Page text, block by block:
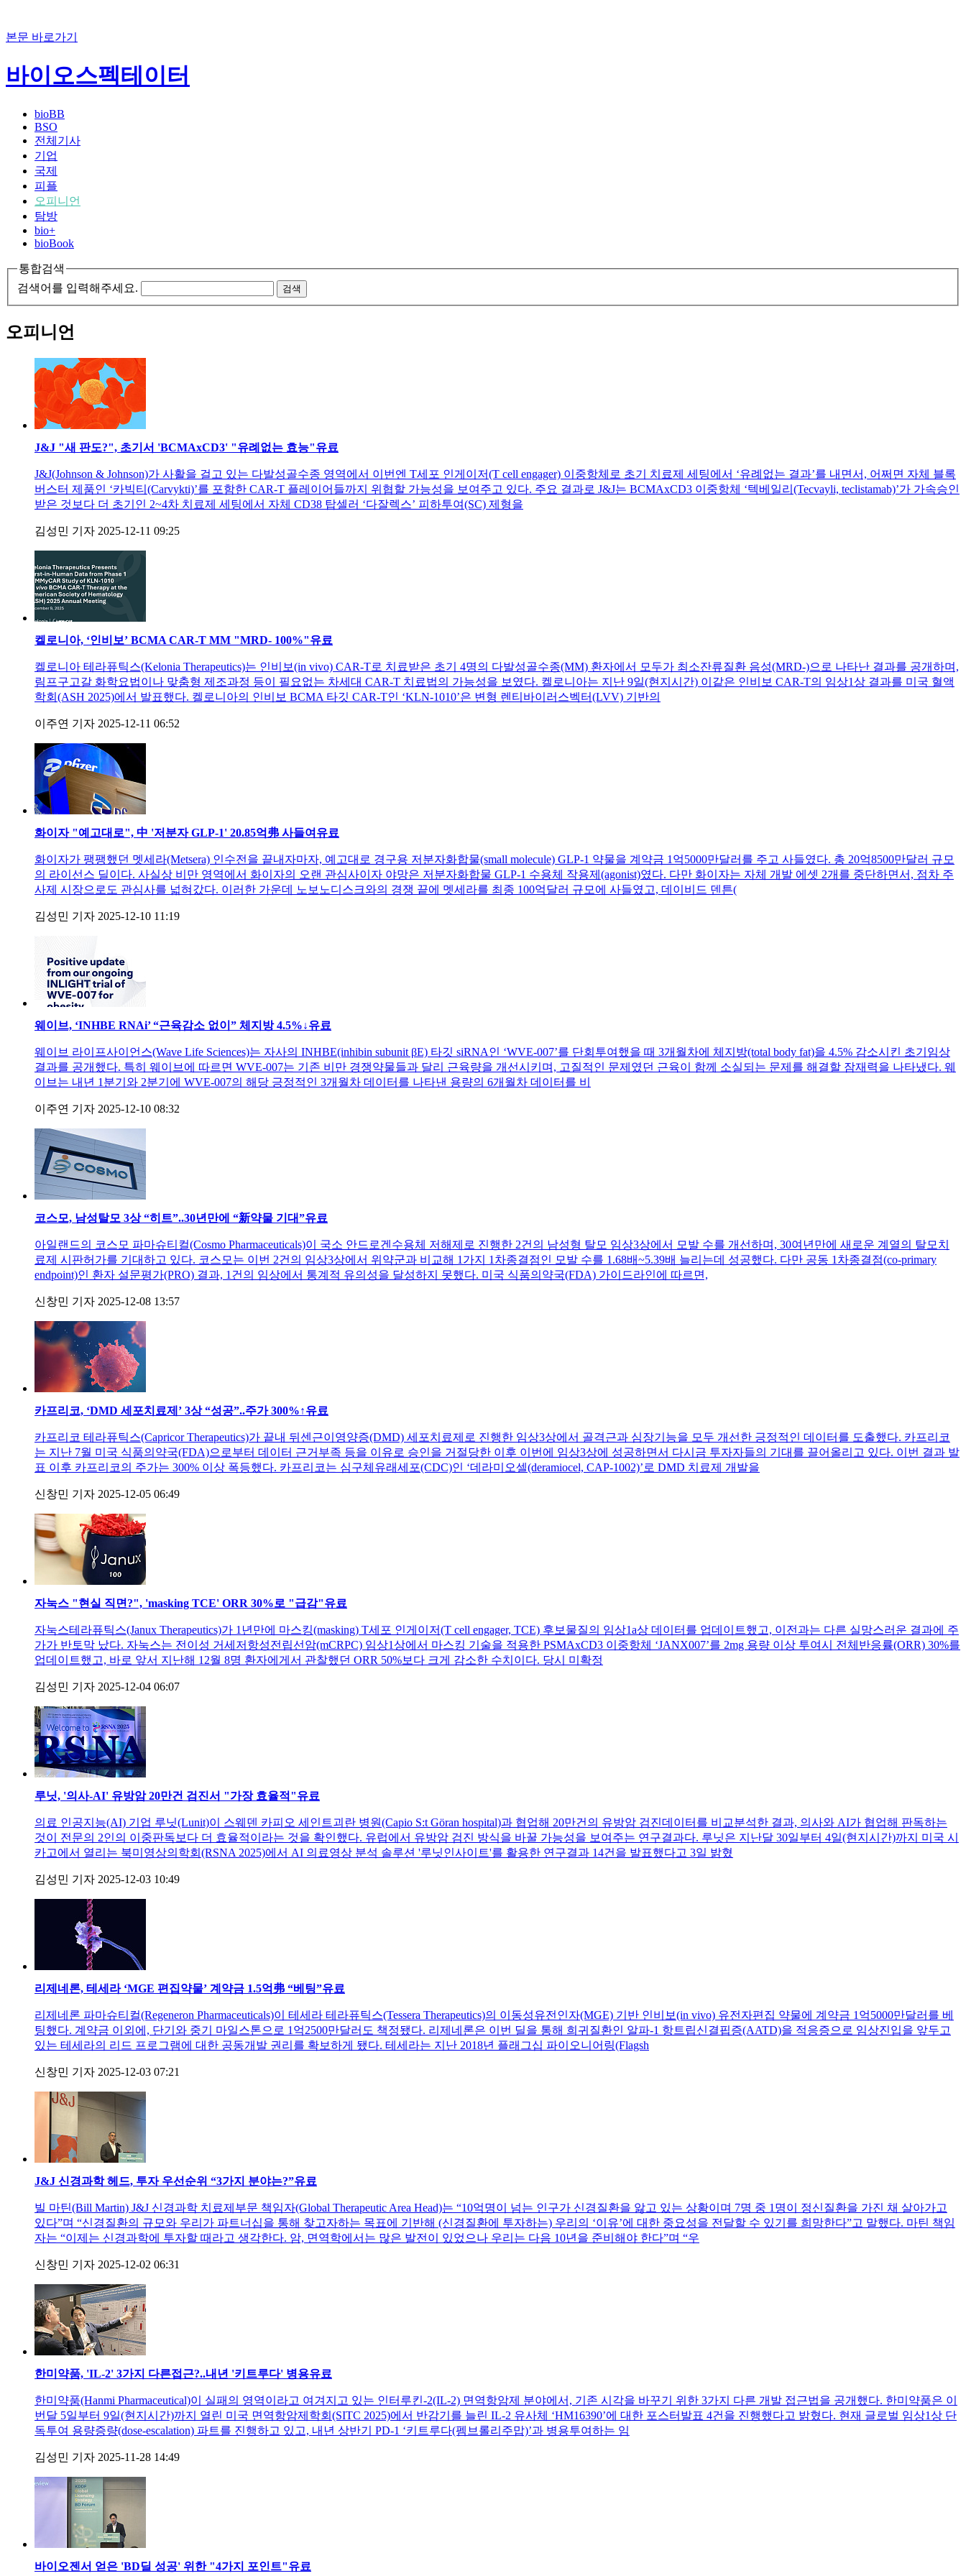
본문 바로가기
바이오스펙테이터
bioBB
BSO
전체기사
기업
국제
피플
오피니언
탐방
bio+
bioBook
통합검색
검색어를 입력해주세요.
검색
오피니언
J&J "새 판도?", 초기서 'BCMAxCD3' "유례없는 효능"유료
J&J(Johnson & Johnson)가 사활을 걸고 있는 다발성골수종 영역에서 이번엔 T세포 인게이저(T cell engager) 이중항체로 초기 치료제 세팅에서 ‘유례없는 결과’를 내면서, 어쩌면 자체 블록
버스터 제품인 ‘카빅티(Carvykti)’를 포함한 CAR-T 플레이어들까지 위협할 가능성을 보여주고 있다. 주요 결과로 J&J는 BCMAxCD3 이중항체 ‘텍베일리(Tecvayli, teclistamab)’가 가속승인
받은 것보다 더 초기인 2~4차 치료제 세팅에서 자체 CD38 탑셀러 ‘다잘렉스’ 피하투여(SC) 제형을
김성민 기자 2025-12-11 09:25
켈로니아, ‘인비보’ BCMA CAR-T MM "MRD- 100%"유료
켈로니아 테라퓨틱스(Kelonia Therapeutics)는 인비보(in vivo) CAR-T로 치료받은 초기 4명의 다발성골수종(MM) 환자에서 모두가 최소잔류질환 음성(MRD-)으로 나타난 결과를 공개하며,
림프구고갈 화학요법이나 맞춤형 제조과정 등이 필요없는 차세대 CAR-T 치료법의 가능성을 보였다. 켈로니아는 지난 9일(현지시간) 이같은 인비보 CAR-T의 임상1상 결과를 미국 혈액
학회(ASH 2025)에서 발표했다. 켈로니아의 인비보 BCMA 타깃 CAR-T인 ‘KLN-1010’은 변형 렌티바이러스벡터(LVV) 기반의
이주연 기자 2025-12-11 06:52
화이자 "예고대로", 中 '저분자 GLP-1' 20.85억弗 사들여 유료
화이자가 팽팽했던 멧세라(Metsera) 인수전을 끝내자마자, 예고대로 경구용 저분자화합물(small molecule) GLP-1 약물을 계약금 1억5000만달러를 주고 사들였다. 총 20억8500만달러 규모
의 라이선스 딜이다. 사실상 비만 영역에서 화이자의 오랜 관심사이자 야망은 저분자화합물 GLP-1 수용체 작용제(agonist)였다. 다만 화이자는 자체 개발 에셋 2개를 중단하면서, 점차 주
사제 시장으로도 관심사를 넓혀갔다. 이러한 가운데 노보노디스크와의 경쟁 끝에 멧세라를 최종 100억달러 규모에 사들였고, 데이비드 덴튼(
김성민 기자 2025-12-10 11:19
웨이브, ‘INHBE RNAi’ “근육감소 없이” 체지방 4.5%↓유료
웨이브 라이프사이언스(Wave Life Sciences)는 자사의 INHBE(inhibin subunit βE) 타깃 siRNA인 ‘WVE-007’를 단회투여했을 때 3개월차에 체지방(total body fat)을 4.5% 감소시킨 초기임상
결과를 공개했다. 특히 웨이브에 따르면 WVE-007는 기존 비만 경쟁약물들과 달리 근육량을 개선시키며, 고질적인 문제였던 근육이 함께 소실되는 문제를 해결할 잠재력을 나타냈다. 웨
이브는 내년 1분기와 2분기에 WVE-007의 해당 긍정적인 3개월차 데이터를 나타낸 용량의 6개월차 데이터를 비
이주연 기자 2025-12-10 08:32
코스모, 남성탈모 3상 “히트”..30년만에 “新약물 기대”유료
아일랜드의 코스모 파마슈티컬(Cosmo Pharmaceuticals)이 국소 안드로겐수용체 저해제로 진행한 2건의 남성형 탈모 임상3상에서 모발 수를 개선하며, 30여년만에 새로운 계열의 탈모치
료제 시판허가를 기대하고 있다. 코스모는 이번 2건의 임상3상에서 위약군과 비교해 1가지 1차종결점인 모발 수를 1.68배~5.39배 늘리는데 성공했다. 다만 공동 1차종결점(co-primary
endpoint)인 환자 설문평가(PRO) 결과, 1건의 임상에서 통계적 유의성을 달성하지 못했다. 미국 식품의약국(FDA) 가이드라인에 따르면,
신창민 기자 2025-12-08 13:57
카프리코, ‘DMD 세포치료제’ 3상 “성공”..주가 300%↑유료
카프리코 테라퓨틱스(Capricor Therapeutics)가 끝내 뒤센근이영양증(DMD) 세포치료제로 진행한 임상3상에서 골격근과 심장기능을 모두 개선한 긍정적인 데이터를 도출했다. 카프리코
는 지난 7월 미국 식품의약국(FDA)으로부터 데이터 근거부족 등을 이유로 승인을 거절당한 이후 이번에 임상3상에 성공하면서 다시금 투자자들의 기대를 끌어올리고 있다. 이번 결과 발
표 이후 카프리코의 주가는 300% 이상 폭등했다. 카프리코는 심구체유래세포(CDC)인 ‘데라미오셀(deramiocel, CAP-1002)’로 DMD 치료제 개발을
신창민 기자 2025-12-05 06:49
자눅스 "현실 직면?", 'masking TCE' ORR 30%로 "급감"유료
자눅스테라퓨틱스(Janux Therapeutics)가 1년만에 마스킹(masking) T세포 인게이저(T cell engager, TCE) 후보물질의 임상1a상 데이터를 업데이트했고, 이전과는 다른 실망스러운 결과에 주
가가 반토막 났다. 자눅스는 전이성 거세저항성전립선암(mCRPC) 임상1상에서 마스킹 기술을 적용한 PSMAxCD3 이중항체 ‘JANX007’를 2mg 용량 이상 투여시 전체반응률(ORR) 30%를
업데이트했고, 바로 앞서 지난해 12월 8명 환자에게서 관찰했던 ORR 50%보다 크게 감소한 수치이다. 당시 미확정
김성민 기자 2025-12-04 06:07
루닛, '의사-AI' 유방암 20만건 검진서 "가장 효율적"유료
의료 인공지능(AI) 기업 루닛(Lunit)이 스웨덴 카피오 세인트괴란 병원(Capio S:t Göran hospital)과 협업해 20만건의 유방암 검진데이터를 비교분석한 결과, 의사와 AI가 협업해 판독하는
것이 전문의 2인의 이중판독보다 더 효율적이라는 것을 확인했다. 유럽에서 유방암 검진 방식을 바꿀 가능성을 보여주는 연구결과다. 루닛은 지난달 30일부터 4일(현지시간)까지 미국 시
카고에서 열리는 북미영상의학회(RSNA 2025)에서 AI 의료영상 분석 솔루션 '루닛인사이트'를 활용한 연구결과 14건을 발표했다고 3일 밝혔
김성민 기자 2025-12-03 10:49
리제네론, 테세라 ‘MGE 편집약물’ 계약금 1.5억弗 “베팅”유료
리제네론 파마슈티컬(Regeneron Pharmaceuticals)이 테세라 테라퓨틱스(Tessera Therapeutics)의 이동성유전인자(MGE) 기반 인비보(in vivo) 유전자편집 약물에 계약금 1억5000만달러를 베
팅했다. 계약금 이외에, 단기와 중기 마일스톤으로 1억2500만달러도 책정됐다. 리제네론은 이번 딜을 통해 희귀질환인 알파-1 항트립신결핍증(AATD)을 적응증으로 임상진입을 앞두고
있는 테세라의 리드 프로그램에 대한 공동개발 권리를 확보하게 됐다. 테세라는 지난 2018년 플래그십 파이오니어링(Flagsh
신창민 기자 2025-12-03 07:21
J&J 신경과학 헤드, 투자 우선순위 “3가지 분야는?”유료
빌 마틴(Bill Martin) J&J 신경과학 치료제부문 책임자(Global Therapeutic Area Head)는 “10억명이 넘는 인구가 신경질환을 앓고 있는 상황이며 7명 중 1명이 정신질환을 가진 채 살아가고
있다”며 “신경질환의 규모와 우리가 파트너십을 통해 찾고자하는 목표에 기반해 (신경질환에 투자하는) 우리의 ‘이유’에 대한 중요성을 전달할 수 있기를 희망한다”고 말했다. 마틴 책임
자는 “이제는 신경과학에 투자할 때라고 생각한다. 암, 면역학에서는 많은 발전이 있었으나 우리는 다음 10년을 준비해야 한다”며 “우
신창민 기자 2025-12-02 06:31
한미약품, 'IL-2' 3가지 다른접근?..내년 '키트루다' 병용유료
한미약품(Hanmi Pharmaceutical)이 실패의 영역이라고 여겨지고 있는 인터루킨-2(IL-2) 면역항암제 분야에서, 기존 시각을 바꾸기 위한 3가지 다른 개발 접근법을 공개했다. 한미약품은 이
번달 5일부터 9일(현지시간)까지 열린 미국 면역항암제학회(SITC 2025)에서 반감기를 늘린 IL-2 유사체 ‘HM16390’에 대한 포스터발표 4건을 진행했다고 밝혔다. 현재 글로벌 임상1상 단
독투여 용량증량(dose-escalation) 파트를 진행하고 있고, 내년 상반기 PD-1 ‘키트루다(펨브롤리주맙)’과 병용투여하는 임
김성민 기자 2025-11-28 14:49
바이오젠서 얻은 'BD딜 성공' 위한 "4가지 포인트"유료